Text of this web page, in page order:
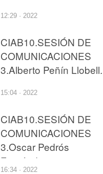
12:29 · 2022
CIAB10.SESIÓN DE
COMUNICACIONES
3.Alberto Peñín Llobell.
15:04 · 2022
CIAB10.SESIÓN DE
COMUNICACIONES
3.Oscar Pedrós
Fernández
16:34 · 2022